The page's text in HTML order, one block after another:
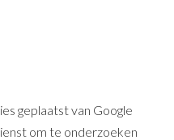
geplaatst van Google
om te onderzoeken